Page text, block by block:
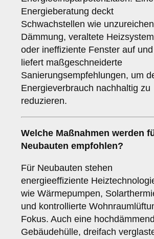
Energieberatung deckt
Schwachstellen wie
Dämmung, veraltete
oder ineffiziente Fenster auf und
liefert maßgeschneiderte
Sanierungsempfehlungen, um
Energieverbrauch nachhaltig zu
reduzieren.
Welche Maßnahmen werden
Neubauten empfohlen?
Für Neubauten stehen
energieeffiziente
wie Wärmepumpen,
und kontrollierte
Fokus. Auch eine
Gebäudehülle, dreifach